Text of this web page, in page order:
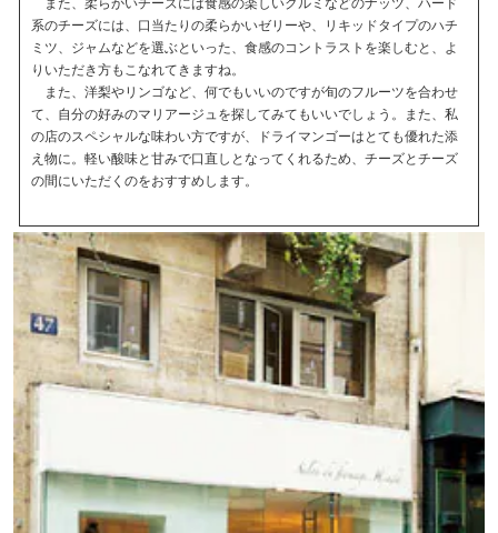
系のチーズには、口当たりの柔らかいゼリーや、リキッドタイプのハチ
ミツ、ジャムなどを選ぶといった、食感のコントラストを楽しむと、よ
りいただき方もこなれてきますね。
また、洋梨やリンゴなど、何でもいいのですが旬のフルーツを合わせ
て、自分の好みのマリアージュを探してみてもいいでしょう。また、私
の店のスペシャルな味わい方ですが、ドライマンゴーはとても優れた添
え物に。軽い酸味と甘みで口直しとなってくれるため、チーズとチーズ
の間にいただくのをおすすめします。